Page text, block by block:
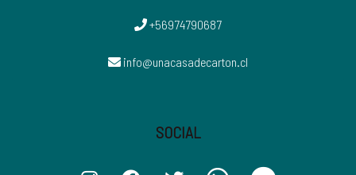
+56974790687
info@unacasadecarton.cl
SOCIAL